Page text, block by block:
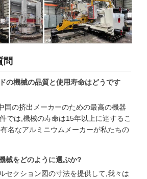
問
の機械の品質と使用寿命はどうです
国の挤出メーカーのための最高の機器
では,機械の寿命は15年以上に達するこ
名なアルミニウムメーカーが私たちの
械をどのように選ぶか?
セクション図の寸法を提供して,我々は